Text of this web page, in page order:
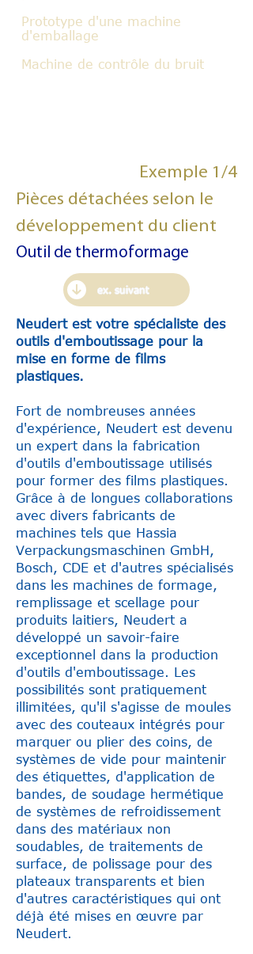
Prototype d'une machine
d'emballage
Machine de contrôle du bruit
Exemple 1/4
Pièces détachées selon le
développement du client
Outil de thermoformage
ex. suivant
Neudert est votre spécialiste des
outils d'emboutissage pour la
mise en forme de films
plastiques.
Fort de nombreuses années
d'expérience, Neudert est devenu
un expert dans la fabrication
d'outils d'emboutissage utilisés
pour former des films plastiques.
Grâce à de longues collaborations
avec divers fabricants de
machines tels que Hassia
Verpackungsmaschinen GmbH,
Bosch, CDE et d'autres spécialisés
dans les machines de formage,
remplissage et scellage pour
produits laitiers, Neudert a
développé un savoir-faire
exceptionnel dans la production
d'outils d'emboutissage. Les
possibilités sont pratiquement
illimitées, qu'il s'agisse de moules
avec des couteaux intégrés pour
marquer ou plier des coins, de
systèmes de vide pour maintenir
des étiquettes, d'application de
bandes, de soudage hermétique
de systèmes de refroidissement
dans des matériaux non
soudables, de traitements de
surface, de polissage pour des
plateaux transparents et bien
d'autres caractéristiques qui ont
déjà été mises en œuvre par
Neudert.